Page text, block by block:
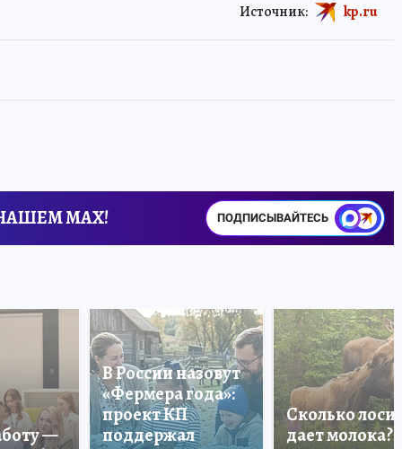
Источник: kp.ru
MAX! ПОДПИСЫВАЙТЕСЬ
—
В России назовут
«Фермера года»:
проект КП
поддержал
Сколько
дает молока?